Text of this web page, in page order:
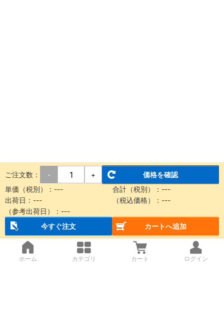
ご注文数： - +
価格を確認
単価（税別）： --- 合計（税別）： ---
出荷日： --- （税込価格）： ---
（参考出荷日）： ---
今すぐ注文
カートへ追加
ホーム カテゴリ カート ログイン